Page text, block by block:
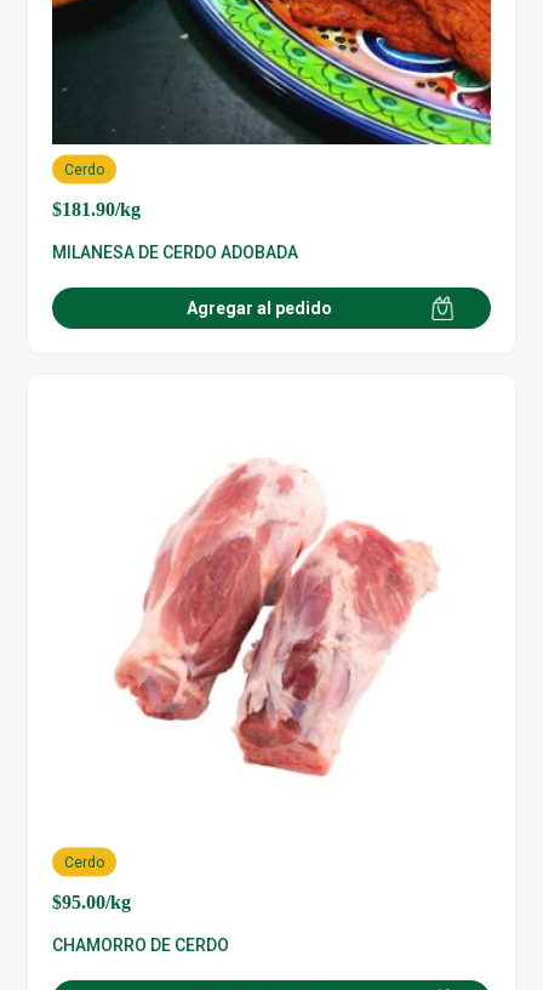
$181.90/kg
Cerdo
MILANESA DE CERDO ADOBADA
Agregar al pedido
$95.00/kg
Cerdo
CHAMORRO DE CERDO